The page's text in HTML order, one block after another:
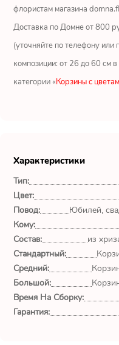
Герберы
Показать еще
обл.
Спасибо сервису Flor-
world.ru, очень рада что
выбрала Вас. Букет
изумительный!
Ульяна
обл.
флористам магазина
Доставка по Домне от 800
(уточняйте по телефону или
композиции: от 26 до 60 см
категории «Корзины с
Характеристики
Тип:
Цвет:
Повод:
Юбилей,
Кому:
Состав:
из
Стандартный:
Средний:
Большой:
Время На Сборку:
Гарантия: